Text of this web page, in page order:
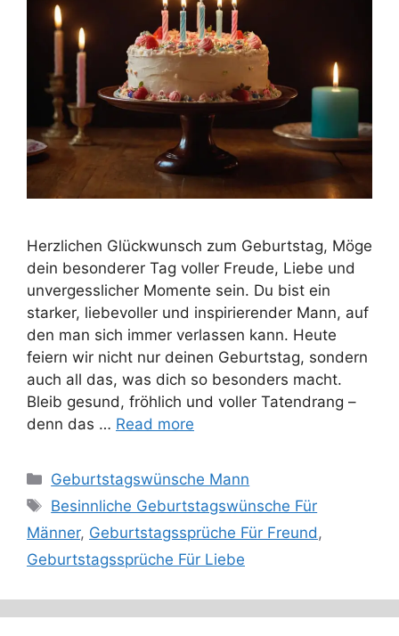
Herzlichen Glückwunsch zum Geburtstag, Möge
dein besonderer Tag voller Freude, Liebe und
unvergesslicher Momente sein. Du bist ein
starker, liebevoller und inspirierender Mann, auf
den man sich immer verlassen kann. Heute
feiern wir nicht nur deinen Geburtstag, sondern
auch all das, was dich so besonders macht.
Bleib gesund, fröhlich und voller Tatendrang –
denn das … Read more
Categories
Geburtstagswünsche Mann
Tags
Besinnliche Geburtstagswünsche Für
Männer, Geburtstagssprüche Für Freund ,
Geburtstagssprüche Für Liebe